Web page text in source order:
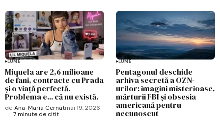
LUME
Miquela are 2,6 milioane
de fani, contracte cu Prada
și o viață perfectă.
Problema e... că nu există.
de Ana-Maria Cernatmai 19, 2026
7 minute de citit
LUME
Pentagonul deschide
arhiva secretă a OZN-
urilor: imagini misterioase,
mărturii FBI și obsesia
americană pentru
necunoscut